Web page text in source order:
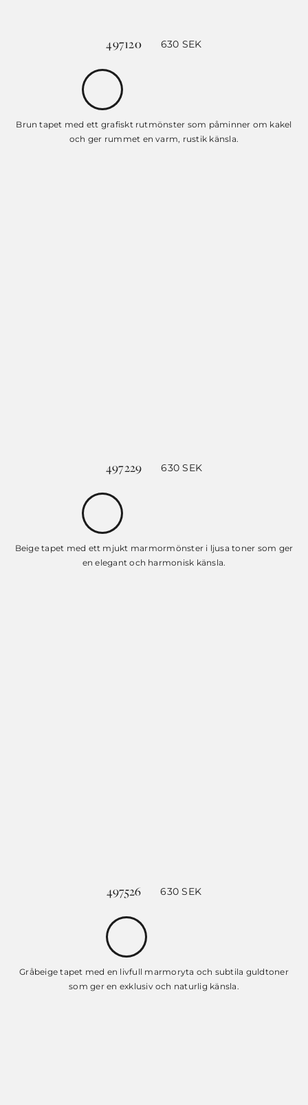
497120 630 SEK
Brun tapet med ett grafiskt rutmönster som påminner om kakel
och ger rummet en varm, rustik känsla.
497229 630SEK
Beige tapet med ett mjukt marmormönster i ljusa toner som ger
en elegant och harmonisk känsla.
497526 630SEK
Gråbeige tapet med en livfull marmoryta och subtila guldtoner
som ger en exklusiv och naturlig känsla.